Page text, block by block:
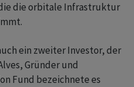
die orbitale Infrastruktur
ein zweiter Investor, der
Gründer und
Fund bezeichnete es